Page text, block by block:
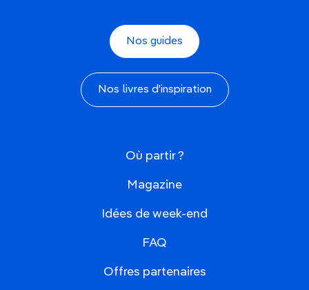
Nos guides
Nos livres d'inspiration
Où partir ?
Magazine
Idées de week-end
FAQ
Offres partenaires